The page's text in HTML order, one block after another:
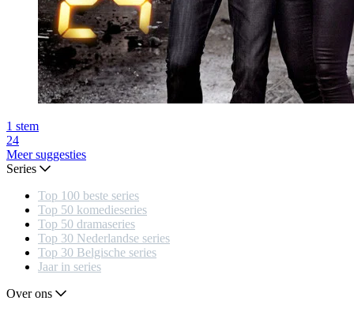
1 stem
24
Meer suggesties
Series
Top 100 beste series
Top 50 komedieseries
Top 50 dramaseries
Top 30 Nederlandse series
Top 30 Belgische series
Jaar in series
Over ons